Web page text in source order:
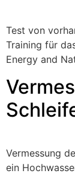
Test von
Training für
Energy and
Vermessung
ein